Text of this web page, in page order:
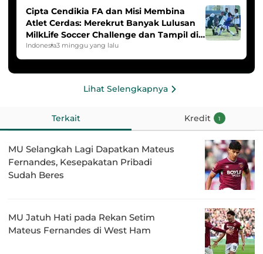
Cipta Cendikia FA dan Misi Membina
Atlet Cerdas: Merekrut Banyak Lulusan
MilkLife Soccer Challenge dan Tampil di
HYDROPLUS Soccer League
Indonesia3 minggu yang lalu
Lihat Selengkapnya
Terkait Kredit 1
MU Selangkah Lagi Dapatkan Mateus
Fernandes, Kesepakatan Pribadi
Sudah Beres
MU Jatuh Hati pada Rekan Setim
Mateus Fernandes di West Ham